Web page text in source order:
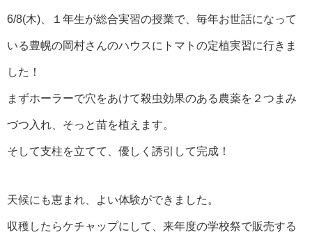
6/8(木)、１年生が総合実習の授業で、毎年お世話になって
いる豊幌の岡村さんのハウスにトマトの定植実習に行きま
した！
まずホーラーで穴をあけて殺虫効果のある農薬を２つまみ
づつ入れ、そっと苗を植えます。
そして支柱を立てて、優しく誘引して完成！
天候にも恵まれ、よい体験ができました。
収穫したらケチャップにして、来年度の学校祭で販売する